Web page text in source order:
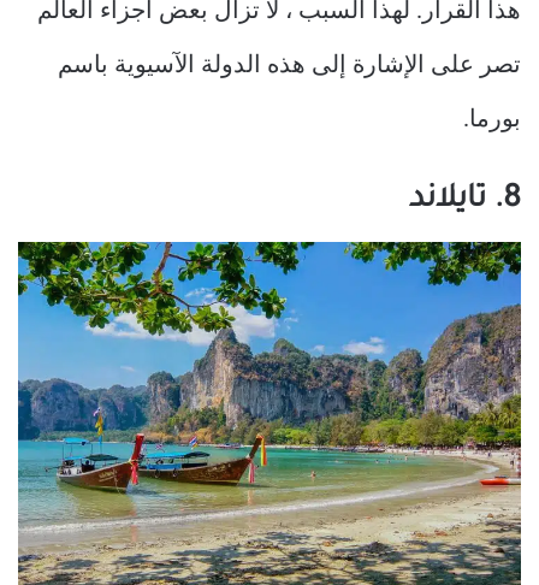
هذا القرار. لهذا السبب ، لا تزال بعض أجزاء العالم
تصر على الإشارة إلى هذه الدولة الآسيوية باسم
بورما.
8. تايلاند